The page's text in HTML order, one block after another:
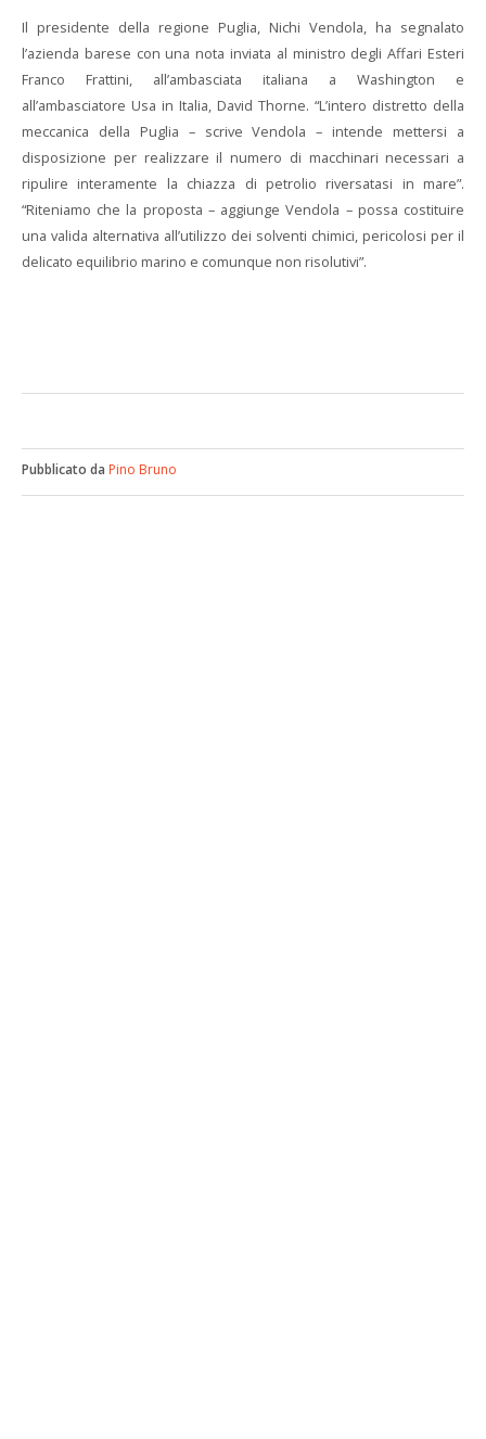
Il presidente della regione Puglia, Nichi Vendola, ha segnalato
l’azienda barese con una nota inviata al ministro degli Affari Esteri
Franco Frattini, all’ambasciata italiana a Washington e
all’ambasciatore Usa in Italia, David Thorne. “L’intero distretto della
meccanica della Puglia – scrive Vendola – intende mettersi a
disposizione per realizzare il numero di macchinari necessari a
ripulire interamente la chiazza di petrolio riversatasi in mare”.
“Riteniamo che la proposta – aggiunge Vendola – possa costituire
una valida alternativa all’utilizzo dei solventi chimici, pericolosi per il
delicato equilibrio marino e comunque non risolutivi”.
Pubblicato da Pino Bruno